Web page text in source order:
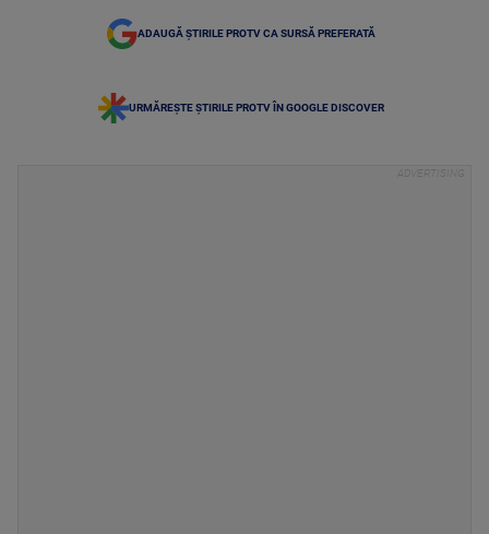
ADAUGĂ ȘTIRILE PROTV CA SURSĂ PREFERATĂ
URMĂREȘTE ȘTIRILE PROTV ÎN GOOGLE DISCOVER